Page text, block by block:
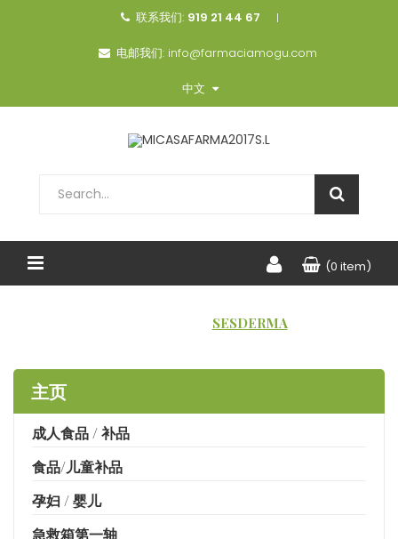
联系我们: 919 21 44 67
电邮我们: info@farmaciamogu.com
中文
(0 item)
SESDERMA
主页
成人食品 / 补品
食品/儿童补品
孕妇 / 婴儿
急救箱第一轴